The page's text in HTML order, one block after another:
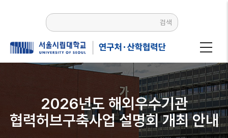
검색
2026년도 해외우수기관
협력허브구축사업 설명회 개최 안내